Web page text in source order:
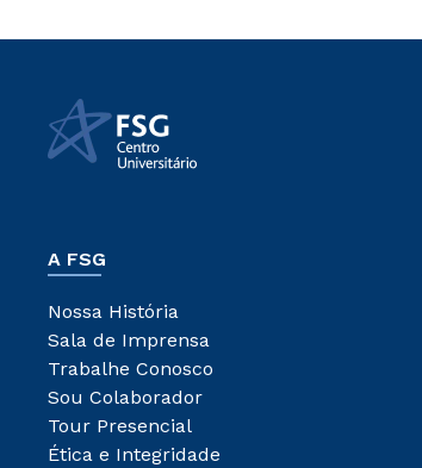
A FSG
Nossa História
Sala de Imprensa
Trabalhe Conosco
Sou Colaborador
Tour Presencial
Ética e Integridade